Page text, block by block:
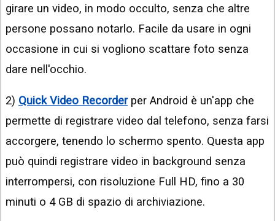
girare un video, in modo occulto, senza che altre
persone possano notarlo. Facile da usare in ogni
occasione in cui si vogliono scattare foto senza
dare nell'occhio.
2) Quick Video Recorderper Android è un'app che
permette di registrare video dal telefono, senza farsi
accorgere, tenendo lo schermo spento. Questa app
può quindi registrare video in background senza
interrompersi, con risoluzione Full HD, fino a 30
minuti o 4 GB di spazio di archiviazione.